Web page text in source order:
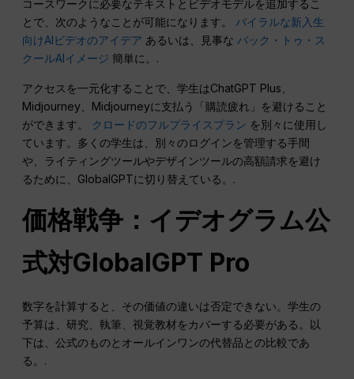
コースワークに必要なテキストとビデオモデルを追加するこ
とで、次のようなことが可能になります。バイラルな新入生
向けAIビデオのアイデア あるいは、見事なバック・トゥ・ス
クールAIイメージ 簡単に。.
アクセスを一元化することで、学生はChatGPT Plus、
Midjourney、Midjourneyに支払う「購読疲れ」を避けること
ができます。 クロードのフルプライスプラン を別々に使用し
ています。多くの学生は、別々のログインを管理する手間
や、ライティングツールやデザインツールの高額請求を避け
るために、GlobalGPTに切り替えている。.
価格戦争：イデオグラム公
式対GlobalGPT Pro
数字を計算すると、その価値の違いは否定できない。学生の
予算は、研究、執筆、視覚教材をカバーする必要がある。以
下は、公式のものとオールインワンの代替品との比較であ
る。.